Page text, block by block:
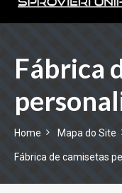
PRODUTOS
Fábrica
Home Mapa do Site
Fábrica de camisetas